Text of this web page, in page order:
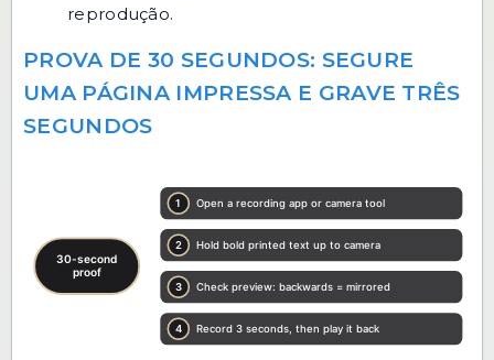
reprodução.
PROVA DE 30 SEGUNDOS: SEGURE
UMA PÁGINA IMPRESSA E GRAVE TRÊS
SEGUNDOS